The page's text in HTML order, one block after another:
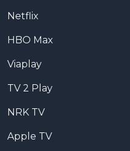
Netflix
HBO Max
Viaplay
TV 2 Play
NRK TV
Apple TV